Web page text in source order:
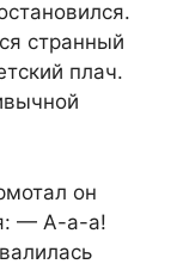
странный
плач.
он
— А-а-а!